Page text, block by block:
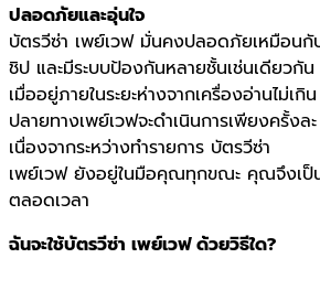
ปลอดภัยและอุ่นใจ
บัตรวีซ่า เพย์เวฟ มั่นคงปลอดภัยเหมือนกั
ชิป และมีระบบป้องกันหลายชั้นเช่นเดียวกัน
เมื่ออยู่ภายในระยะห่างจากเครื่องอ่านไม่เ
ปลายทางเพย์เวฟจะดำเนินการเพียงครั้งล
เนื่องจากระหว่างทำรายการ บัตรวีซ่า
เพย์เวฟ ยังอยู่ในมือคุณทุกขณะ คุณจึงเป็
ตลอดเวลา
ฉันจะใช้บัตรวีซ่า เพย์เวฟ ด้วยวิธีใด?